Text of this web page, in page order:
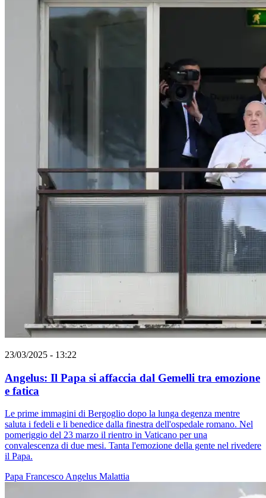
23/03/2025 - 13:22
Angelus: Il Papa si affaccia dal Gemelli tra emozione
e fatica
Le prime immagini di Bergoglio dopo la lunga degenza mentre
saluta i fedeli e li benedice dalla finestra dell'ospedale romano. Nel
pomeriggio del 23 marzo il rientro in Vaticano per una
convalescenza di due mesi. Tanta l'emozione della gente nel rivedere
il Papa.
Papa Francesco Angelus Malattia